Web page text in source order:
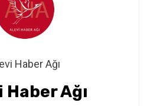
Haber Ağı
Ağı